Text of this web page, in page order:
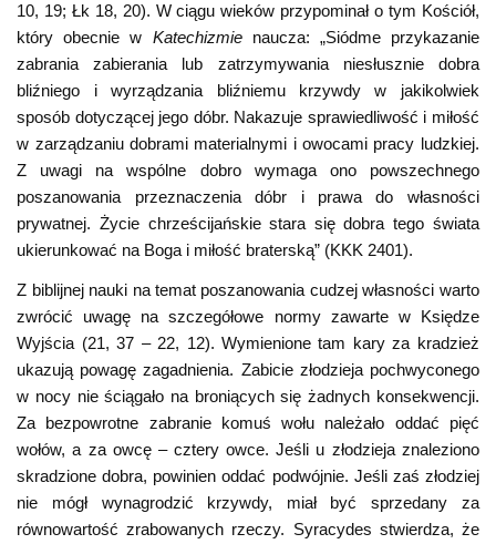
10, 19; Łk 18, 20). W ciągu wieków przypominał o tym Kościół,
który obecnie w Katechizmienaucza: „Siódme przykazanie
zabrania zabierania lub zatrzymywania niesłusznie dobra
bliźniego i wyrządzania bliźniemu krzywdy w jakikolwiek
sposób dotyczącej jego dóbr. Nakazuje sprawiedliwość i miłość
w zarządzaniu dobrami materialnymi i owocami pracy ludzkiej.
Z uwagi na wspólne dobro wymaga ono powszechnego
poszanowania przeznaczenia dóbr i prawa do własności
prywatnej. Życie chrześcijańskie stara się dobra tego świata
ukierunkować na Boga i miłość braterską” (KKK 2401).
Z biblijnej nauki na temat poszanowania cudzej własności warto
zwrócić uwagę na szczegółowe normy zawarte w Księdze
Wyjścia (21, 37 – 22, 12). Wymienione tam kary za kradzież
ukazują powagę zagadnienia. Zabicie złodzieja pochwyconego
w nocy nie ściągało na broniących się żadnych konsekwencji.
Za bezpowrotne zabranie komuś wołu należało oddać pięć
wołów, a za owcę – cztery owce. Jeśli u złodzieja znaleziono
skradzione dobra, powinien oddać podwójnie. Jeśli zaś złodziej
nie mógł wynagrodzić krzywdy, miał być sprzedany za
równowartość zrabowanych rzeczy. Syracydes stwierdza, że